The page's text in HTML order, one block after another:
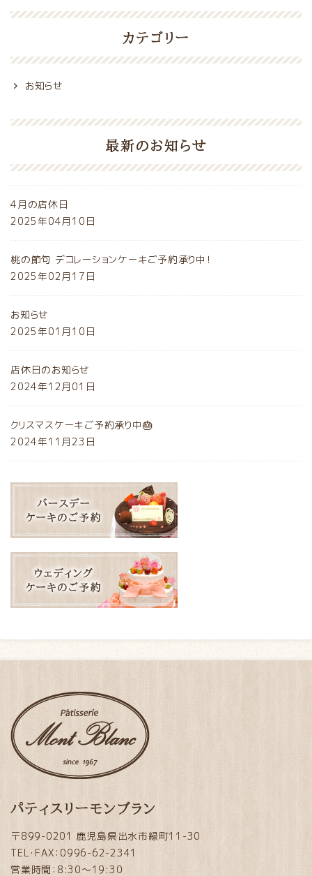
カテゴリー
お知らせ
最新のお知らせ
4月の店休日
2025年04月10日
桃の節句 デコレーションケーキご予約承り中！
2025年02月17日
お知らせ
2025年01月10日
店休日のお知らせ
2024年12月01日
クリスマスケーキご予約承り中🎂
2024年11月23日
パティスリーモンブラン
〒899-0201 鹿児島県出水市緑町11-30
TEL・FAX：0996-62-2341
営業時間：8:30～19:30